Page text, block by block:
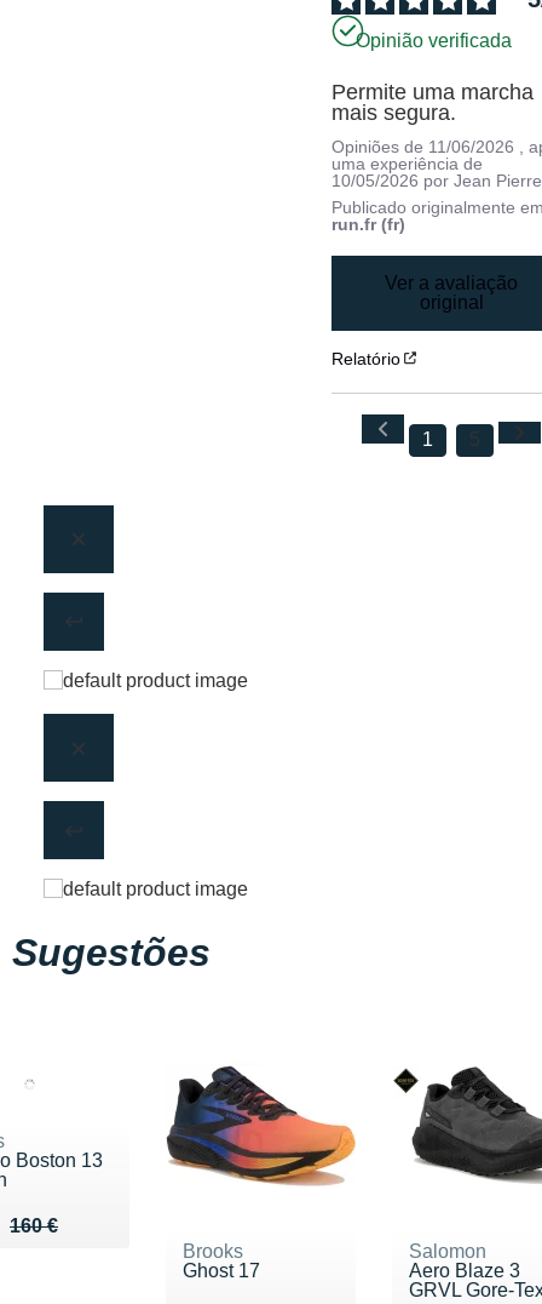
Opinião verificada
Permite uma marcha
mais segura.
Opiniões de 11/06/2026 ,
uma experiência de
10/05/2026 porJean
Publicado originalmente
run.fr (fr)
Ver a avaliação
original
Relatório
1 5
Sugestões
Boston 13
160 €
de 160 €
108 €
Brooks
Ghost 17
Salomon
Aero Blaze 3
GRVL Gore-